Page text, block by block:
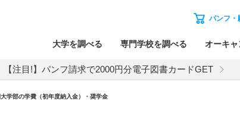
パンフ・
大学を調べる 専門学校を調べる オーキ
【注目!】パンフ請求で2000円分電子図書カードGET
学部の学費（初年度納入金）・奨学金